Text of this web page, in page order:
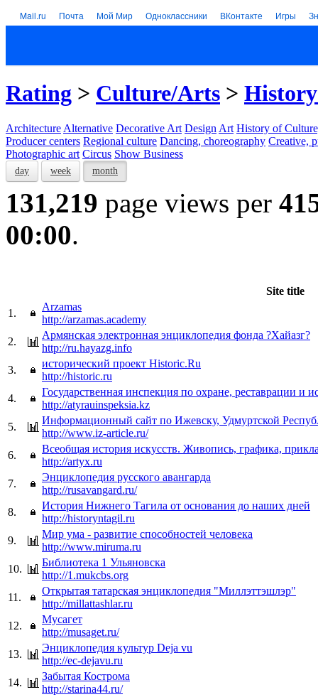
Mail.ru Почта Мой Мир Одноклассники ВКонтакте Игры
Rating > Culture/Arts >
Architecture Alternative Decorative Art Design Art History of
Producer centers Regional culture Dancing, choreography Creative,
Photographic art Circus Show Business
day week month
131,219 page views per
00:00.
Site title
1.
Arzamas
http://arzamas.academy
2.
Армянская электронная энциклопедия фонда ?Хайазг?
http://ru.hayazg.info
3.
исторический проект Historic.Ru
http://historic.ru
4.
Государственная инспекция по охране, реставрации и
http://atyrauinspeksia.kz
5.
Информационный сайт по Ижевску, Удмуртской
http://www.iz-article.ru/
6.
Всеобщая история искусств. Живопись, графика,
http://artyx.ru
7.
Энциклопедия русского авангарда
http://rusavangard.ru/
8.
История Нижнего Тагила от основания до наших дней
http://historyntagil.ru
9.
Мир ума - развитие способностей человека
http://www.miruma.ru
10.
Библиотека 1 Ульяновска
http://1.mukcbs.org
11.
Открытая татарская энциклопедия "Миллэттэшлэр"
http://millattashlar.ru
12.
Мусагет
http://musaget.ru/
13.
Энциклопедия культур Deja vu
http://ec-dejavu.ru
14.
Забытая Кострома
http://starina44.ru/